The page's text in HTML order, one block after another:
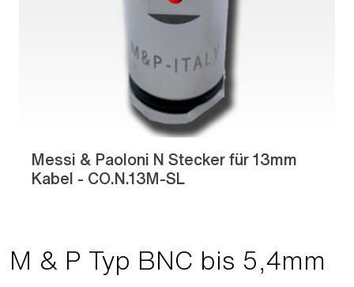
Messi & Paoloni N Stecker für 13mm
Kabel - CO.N.13M-SL
M & P Typ BNC bis 5,4mm